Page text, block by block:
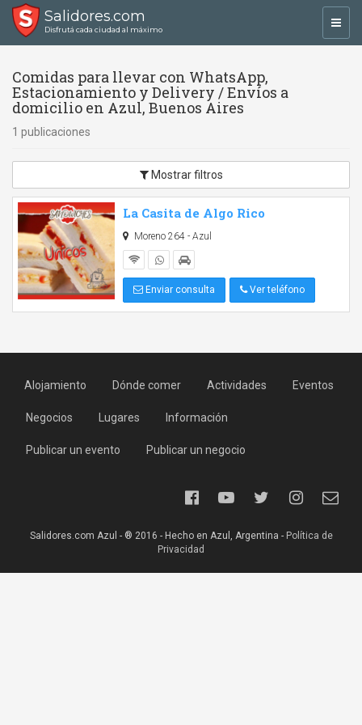
Salidores.com
Disfrutá cada ciudad al máximo
Comidas para llevar con WhatsApp,
Estacionamiento y Delivery / Envíos a
domicilio en Azul, Buenos Aires
1 publicaciones
Mostrar filtros
La Casita de Algo Rico
Moreno 264 - Azul
Enviar consulta Ver teléfono
Alojamiento Dónde comer Actividades Eventos
Negocios Lugares Información
Publicar un evento Publicar un negocio
Salidores.com Azul - ® 2016 - Hecho en Azul, Argentina - Política de
Privacidad